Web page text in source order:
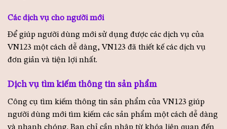
Các dịch vụ cho người mới
Để giúp người dùng mới sử dụng được các dịch vụ của
VN123 một cách dễ dàng, VN123 đã thiết kế các dịch vụ
đơn giản và tiện lợi nhất.
Dịch vụ tìm kiếm thông tin sản phẩm
Công cụ tìm kiếm thông tin sản phẩm của VN123 giúp
người dùng mới tìm kiếm các sản phẩm một cách dễ dàng